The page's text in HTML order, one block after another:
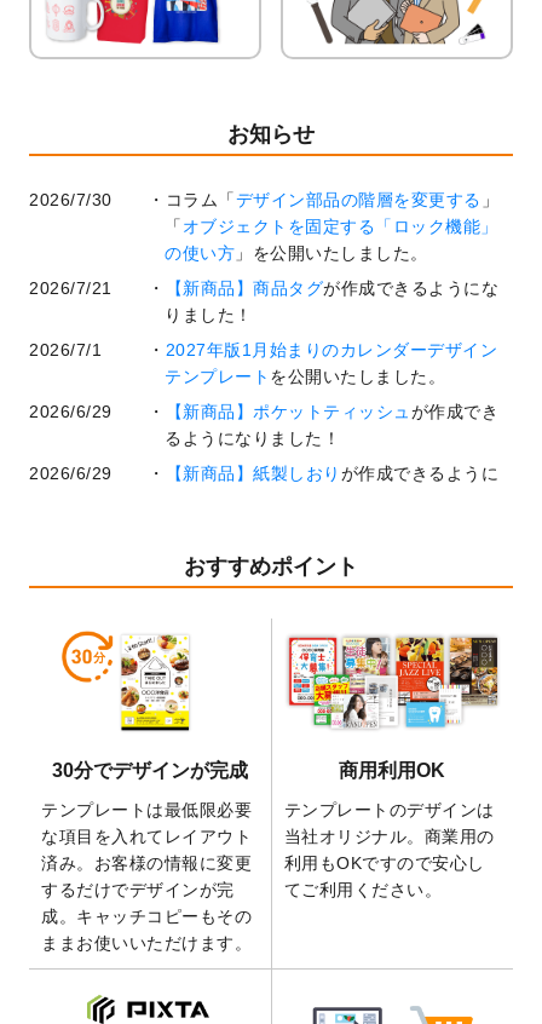
お知らせ
2026/7/30 コラム「デザイン部品の階層を変更する 」
「 オブジェクトを固定する「ロック機能」
の使い方 」を公開いたしました。
2026/7/21
【新商品】商品タグが作成できるようにな
りました！
2026/7/1
2027年版1月始まりのカレンダーデザイン
テンプレート を公開いたしました。
2026/6/29
【新商品】ポケットティッシュが作成でき
るようになりました！
2026/6/29
【新商品】紙製しおり が作成できるように
業効率を上げる便利な操作方法3選！
開いたしました。
暑中見舞いのデザインテンプレート
しました。
2026/5/28
【新商品】マグネットステッカーが作成で
きるようになりました！
の全4ステップを解説！」を公開いたしまし
た。
2026/4/23
コラム「 画像の配置・差し替え・トリミン
グ」「テンプレート間でパーツを流用する
方法」を公開いたしました。
2026/4/21
アクリルキーホルダーのデザインテンプレ
ート を追加いたしました。
りました！
おすすめポイント
30分でデザインが完成
テンプレートは最低限必要
な項目を入れてレイアウト
済み。お客様の情報に変更
するだけでデザインが完
成。キャッチコピーもその
ままお使いいただけます。
商用利用OK
テンプレートのデザインは
当社オリジナル。商業用の
利用もOKですので安心し
てご利用ください。